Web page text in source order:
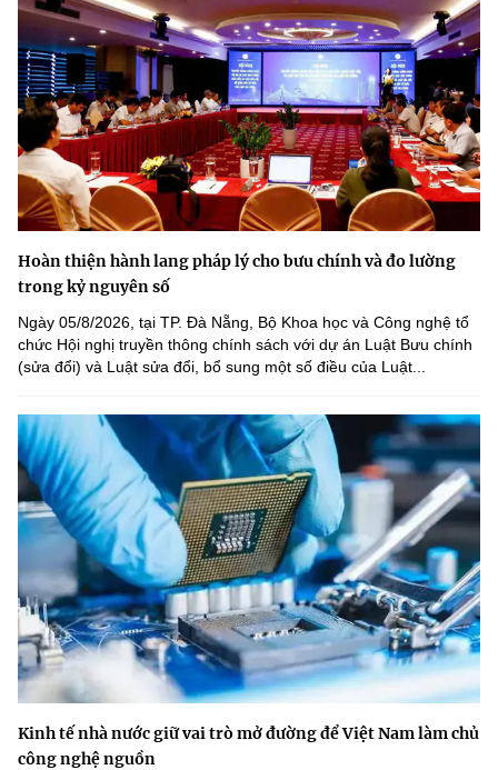
Hoàn thiện hành lang pháp lý cho bưu chính và đo lường
trong kỷ nguyên số
Ngày 05/8/2026, tại TP. Đà Nẵng, Bộ Khoa học và Công nghệ tổ
chức Hội nghị truyền thông chính sách với dự án Luật Bưu chính
(sửa đổi) và Luật sửa đổi, bổ sung một số điều của Luật...
Kinh tế nhà nước giữ vai trò mở đường để Việt Nam làm chủ
công nghệ nguồn